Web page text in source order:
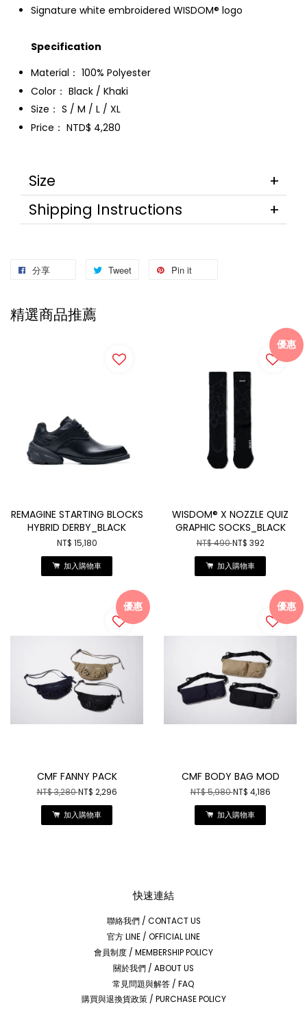
Signature white embroidered WISDOM® logo
Specification
Material： 100% Polyester
Color： Black / Khaki
Size： S / M / L / XL
Price： NTD$ 4,280
Size
Shipping Instructions
分享 Tweet Pin it
精選商品推薦
REMAGINE STARTING BLOCKS
HYBRID DERBY_BLACK
NT$ 15,180
加入購物車
優惠
WISDOM® X NOZZLE QUIZ
GRAPHIC SOCKS_BLACK
NT$ 490NT$ 392
加入購物車
優惠
CMF FANNY PACK
NT$ 3,280NT$ 2,296
加入購物車
優惠
CMF BODY BAG MOD
NT$ 5,980NT$ 4,186
加入購物車
快速連結
聯絡我們 / CONTACT US
官方 LINE / OFFICIAL LINE
會員制度 / MEMBERSHIP POLICY
關於我們 / ABOUT US
常見問題與解答 / FAQ
購買與退換貨政策 / PURCHASE POLICY